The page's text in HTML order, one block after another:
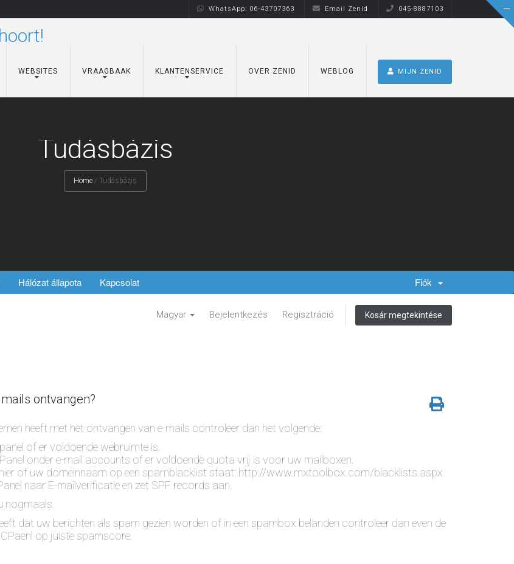
WhatsApp: 06-43707363 Email Zenid 045-8887103
WEBSITES VRAAGBAAK KLANTENSERVICE OVER ZENID WEBLOG MIJN ZENID
Tudásbázis
Home / Tudásbázis
Hálózat állapota Kapcsolat Fiók
Magyar Bejelentkezés Regisztráció Kosár megtekintése
ontvangen?
heeft met het ontvangen van e-mails controleer dan het volgende:
of er voldoende webruimte is.
onder e-mail accounts of er voldoende quota vrij is voor uw mailboxen.
of uw domeinnaam op een spamblacklist staat: http://www.mxtoolbox.com/blacklists.aspx
naar E-mailverificatie en zet SPF records aan.
nogmaals.
dat uw berichten als spam gezien worden of in een spambox belanden controleer dan even de
op juiste spamscore.